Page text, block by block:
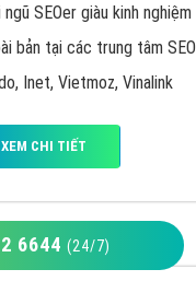
6644 (24/7)
SEOer giàu kinh nghiệm
bản tại các trung tâm SEO
Inet, Vietmoz, Vinalink
XEM CHI TIẾT